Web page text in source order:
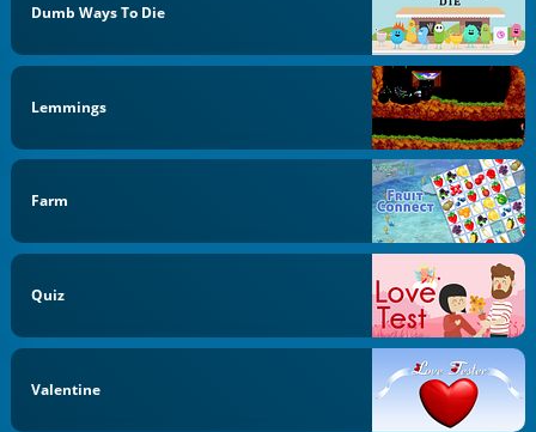
Dumb Ways To Die
Lemmings
Farm
Quiz
Valentine